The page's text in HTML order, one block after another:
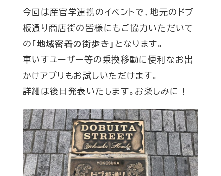
今回は産官学連携のイベントで、地元のドブ
板通り商店街の皆様にもご協力いただいて
の
「地域密着の街歩き」 となります。
車いすユーザー等の乗換移動に便利なお出
かけアプリもお試しいただけます。
詳細は後日発表いたします。お楽しみに！